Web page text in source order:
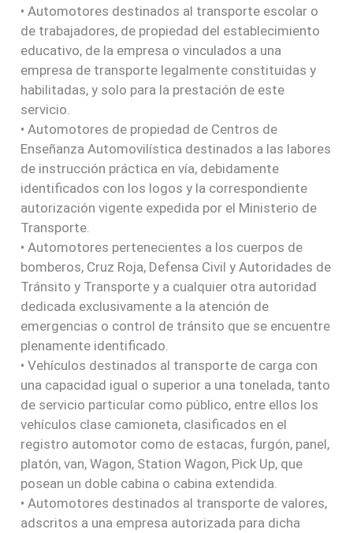
• Automotores destinados al transporte escolar o
de trabajadores, de propiedad del establecimiento
educativo, de la empresa o vinculados a una
empresa de transporte legalmente constituidas y
habilitadas, y solo para la prestación de este
servicio.
• Automotores de propiedad de Centros de
Enseñanza Automovilística destinados a las labores
de instrucción práctica en vía, debidamente
identificados con los logos y la correspondiente
autorización vigente expedida por el Ministerio de
Transporte.
• Automotores pertenecientes a los cuerpos de
bomberos, Cruz Roja, Defensa Civil y Autoridades de
Tránsito y Transporte y a cualquier otra autoridad
dedicada exclusivamente a la atención de
emergencias o control de tránsito que se encuentre
plenamente identificado.
• Vehículos destinados al transporte de carga con
una capacidad igual o superior a una tonelada, tanto
de servicio particular como público, entre ellos los
vehículos clase camioneta, clasificados en el
registro automotor como de estacas, furgón, panel,
platón, van, Wagon, Station Wagon, Pick Up, que
posean un doble cabina o cabina extendida.
• Automotores destinados al transporte de valores,
adscritos a una empresa autorizada para dicha